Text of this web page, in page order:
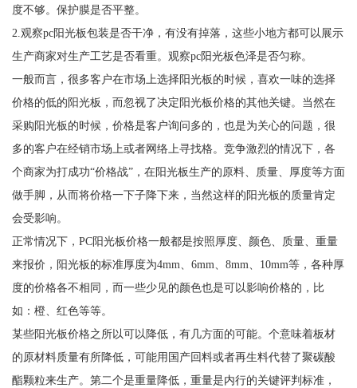
度不够。保护膜是否平整。
2.观察pc阳光板包装是否干净，有没有掉落，这些小地方都可以展示
生产商家对生产工艺是否看重。观察pc阳光板色泽是否匀称。
一般而言，很多客户在市场上选择阳光板的时候，喜欢一味的选择
价格的低的阳光板，而忽视了决定阳光板价格的其他关键。当然在
采购阳光板的时候，价格是客户询问多的，也是为关心的问题，很
多的客户在经销市场上或者网络上寻找格。竞争激烈的情况下，各
个商家为打成功“价格战”，在阳光板生产的原料、质量、厚度等方面
做手脚，从而将价格一下子降下来，当然这样的阳光板的质量肯定
会受影响。
正常情况下，PC阳光板价格一般都是按照厚度、颜色、质量、重量
来报价，阳光板的标准厚度为4mm、6mm、8mm、10mm等，各种厚
度的价格各不相同，而一些少见的颜色也是可以影响价格的，比
如：橙、红色等等。
某些阳光板价格之所以可以降低，有几方面的可能。个意味着板材
的原材料质量有所降低，可能用国产回料或者再生料代替了聚碳酸
酯颗粒来生产。第二个是重量降低，重量是内行的关键评判标准，